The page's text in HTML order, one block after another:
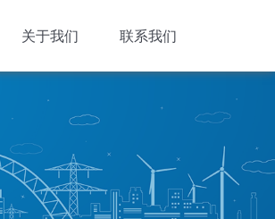
联系我们
关于我们